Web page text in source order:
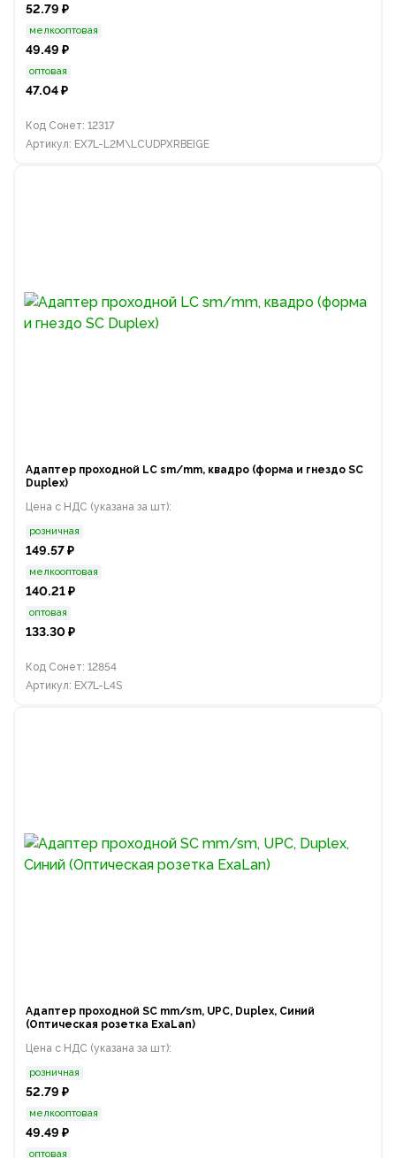
52.79 ₽
мелкооптовая
49.49 ₽
оптовая
47.04 ₽
Код Сонет: 12317
Артикул: EX7L-L2M\LCUDPXRBEIGE
Адаптер проходной LС sm/mm, квадро (форма и гнездо SC
Duplex)
Цена с НДС (указана за шт):
розничная
149.57 ₽
мелкооптовая
140.21 ₽
оптовая
133.30 ₽
Код Сонет: 12854
Артикул: EX7L-L4S
Адаптер проходной SC mm/sm, UPC, Duplex, Синий
(Оптическая розетка ExaLan)
Цена с НДС (указана за шт):
розничная
52.79 ₽
мелкооптовая
49.49 ₽
оптовая